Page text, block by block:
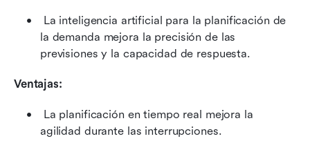
La inteligencia artificial para la planificación de
la demanda mejora la precisión de las
previsiones y la capacidad de respuesta.
Ventajas:
La planificación en tiempo real mejora la
agilidad durante las interrupciones.